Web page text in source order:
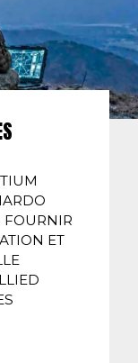
FOURNIR
ET